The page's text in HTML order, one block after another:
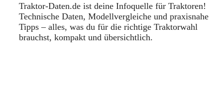
Traktor-Daten.de ist deine Infoquelle für Traktoren!
Technische Daten, Modellvergleiche und praxisnahe
Tipps – alles, was du für die richtige Traktorwahl
brauchst, kompakt und übersichtlich.